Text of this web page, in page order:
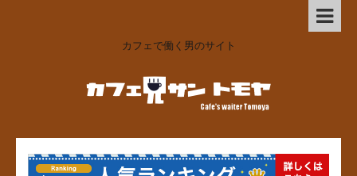
カフェで働く男のサイト